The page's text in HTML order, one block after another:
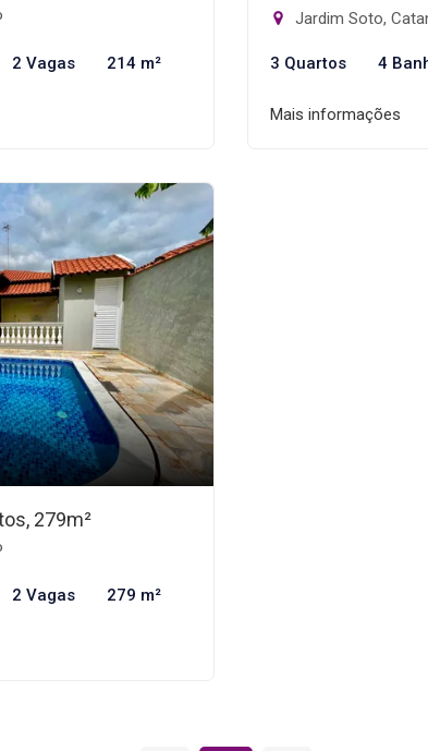
2 Vagas 214 m²
Jardim Soto,
3 Quartos 4
Mais informações
279m²
2 Vagas 279 m²